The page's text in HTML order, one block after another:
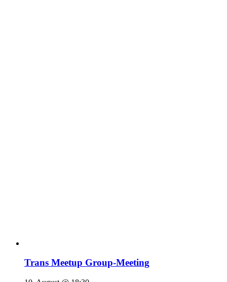
Trans Meetup Group-Meeting